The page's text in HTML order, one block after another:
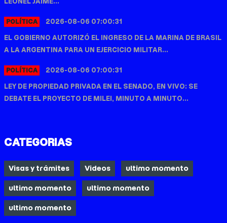
POLÍTICA
2026-08-06 07:00:31
EL GOBIERNO AUTORIZÓ EL INGRESO DE LA MARINA DE BRASIL
A LA ARGENTINA PARA UN EJERCICIO MILITAR...
POLÍTICA
2026-08-06 07:00:31
LEY DE PROPIEDAD PRIVADA EN EL SENADO, EN VIVO: SE
DEBATE EL PROYECTO DE MILEI, MINUTO A MINUTO...
CATEGORIAS
Visas y trámites Videos ultimo momento
ultimo momento ultimo momento
ultimo momento